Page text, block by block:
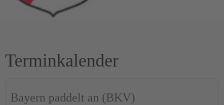
Terminkalender
Bayern paddelt an (BKV)